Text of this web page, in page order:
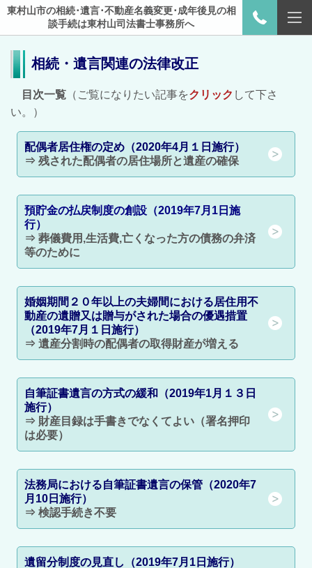
東村山市の相続･遺言･不動産名義変更･成年後見の相
談手続は東村山司法書士事務所へ
相続・遺言関連の法律改正
目次一覧 （ご覧になりたい記事をクリック して下さ
い。）
配偶者居住権の定め（2020年4月１日施行）
⇒ 残された配偶者の居住場所と遺産の確保
預貯金の払戻制度の創設（2019年7月1日施
行）
⇒ 葬儀費用,生活費,亡くなった方の債務の弁済
等のために
婚姻期間２０年以上の夫婦間における居住用不
動産の遺贈又は贈与がされた場合の優遇措置
（2019年7月１日施行）
⇒ 遺産分割時の配偶者の取得財産が増える
自筆証書遺言の方式の緩和（2019年1月１３日
施行）
⇒ 財産目録は手書きでなくてよい（署名押印
は必要）
法務局における自筆証書遺言の保管（2020年7
月10日施行）
⇒ 検認手続き不要
遺留分制度の見直し（2019年7月1日施行）